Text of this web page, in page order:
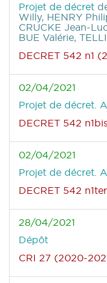
Projet de décret
Willy, HENRY
CRUCKE Jean-
BUE Valérie,
DECRET 542 n1
02/04/2021
Projet de décret.
DECRET 542
02/04/2021
Projet de décret.
DECRET 542
28/04/2021
Dépôt
CRI 27 (2020-